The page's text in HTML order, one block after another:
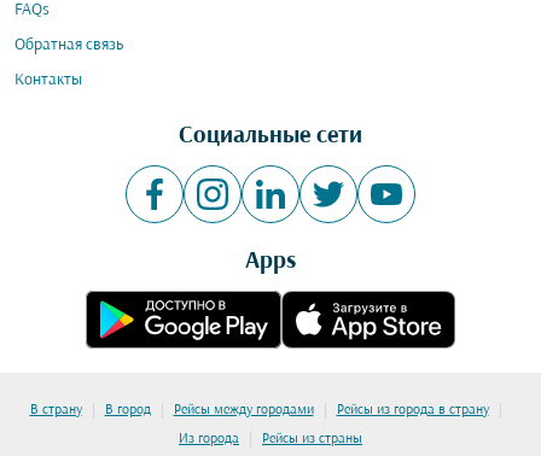
FAQs
Обратная связь
Контакты
Социальные сети
Apps
В страну | В город | Рейсы между городами | Рейсы из города в страну |
Из города | Рейсы из страны